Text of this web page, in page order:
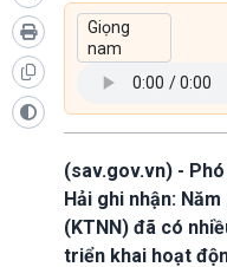
(sav.gov.vn) -
Hải ghi nhận:
(KTNN) đã có
triển khai hoạt